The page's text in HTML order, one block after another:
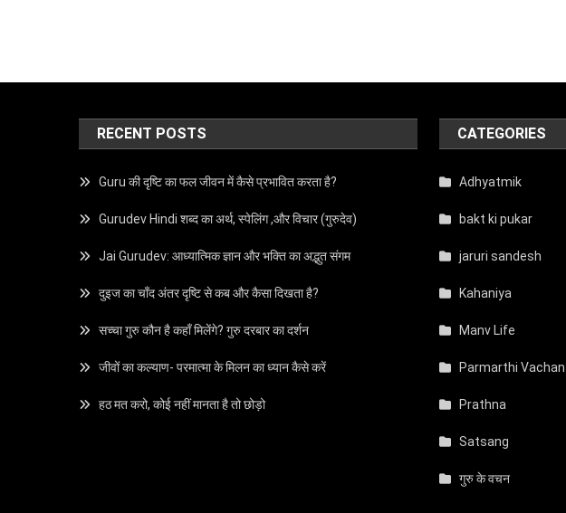
RECENT POSTS
Guru की दृष्टि का फल जीवन में कैसे प्रभावित करता है?
Gurudev Hindi शब्द का अर्थ, स्पेलिंग ,और विचार (गुरुदेव)
Jai Gurudev: आध्यात्मिक ज्ञान और भक्ति का अद्भुत संगम
दुइज का चाँद अंतर दृष्टि से कब और कैसा दिखता है?
सच्चा गुरु कौन है कहाँ मिलेंगे? गुरु दरबार का दर्शन
जीवों का कल्याण- परमात्मा के मिलन का ध्यान कैसे करें
हठ मत करो, कोई नहीं मानता है तो छोड़ो
CATEGORIES
Adhyatmik
bakt ki pukar
jaruri sandesh
Kahaniya
Manv Life
Parmarthi Vachan
Prathna
Satsang
गुरु के वचन